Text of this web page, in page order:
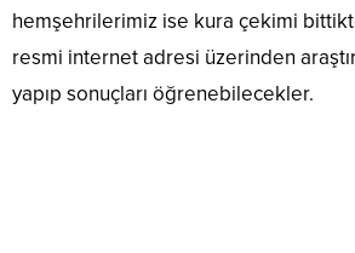
hemşehrilerimiz ise kura çekimi
resmi internet adresi üzerinden
yapıp sonuçları öğrenebilecekler.